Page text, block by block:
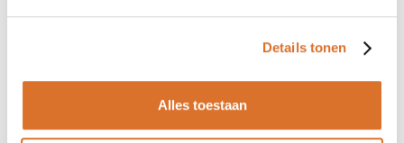
Details tonen
Alles toestaan